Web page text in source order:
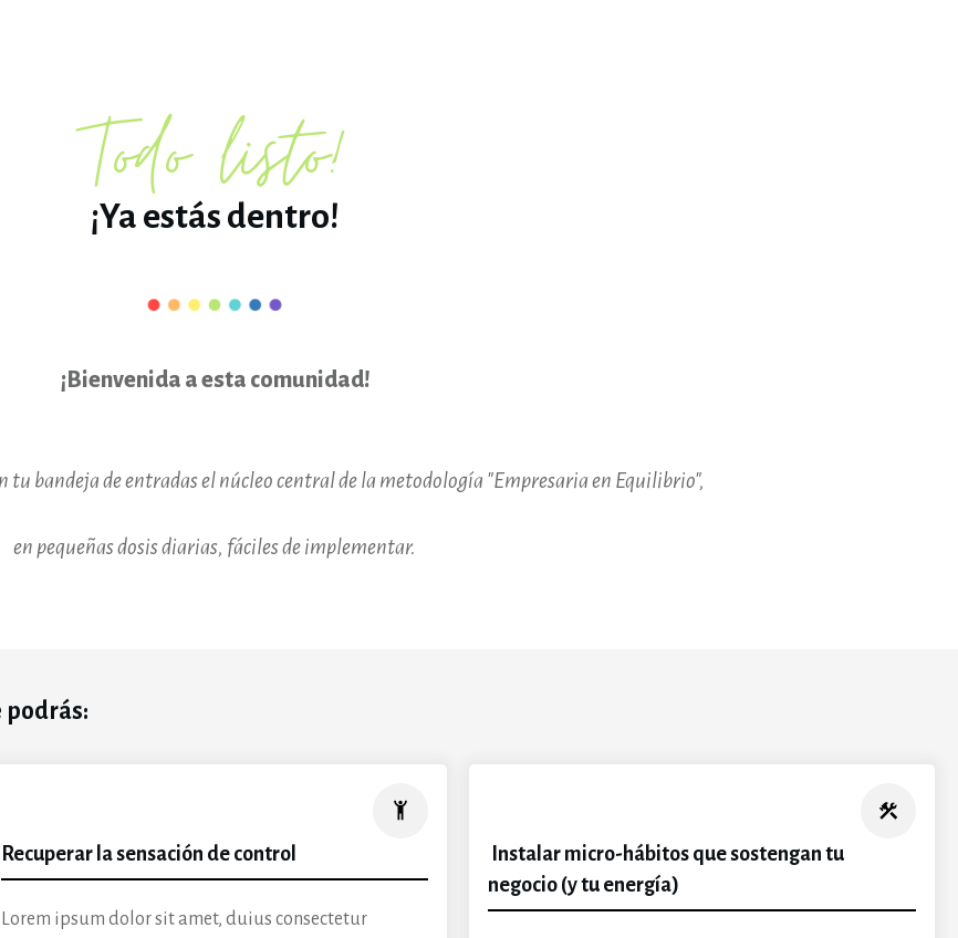
Todo listo!
¡Ya estás dentro!
¡Bienvenida a esta comunidad!
tu bandeja de entradas el núcleo central de la metodología "Empresaria en Equilibrio",
en pequeñas dosis diarias, fáciles de implementar.
podrás:
Recuperar la sensación de control
Lorem ipsum dolor sit amet, duius consectetur
Instalar micro-hábitos que sostengan tu
negocio (y tu energía)